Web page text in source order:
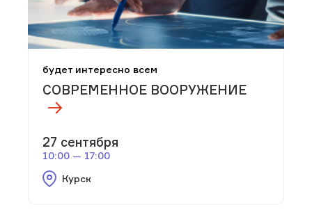
будет интересно всем
СОВРЕМЕННОЕ ВООРУЖЕНИЕ
27 сентября
10:00 — 17:00
Курск